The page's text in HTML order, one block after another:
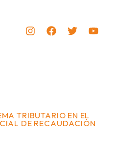
TRIBUTARIO EN EL
DE RECAUDACIÓN